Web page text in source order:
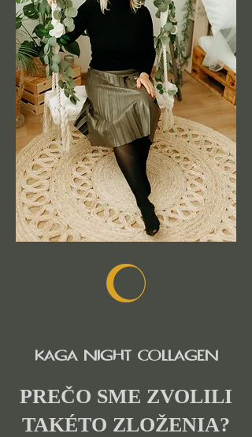
KAGA NIGHT COLLAGEN
PREČO SME ZVOLILI
TAKÉTO ZLOŽENIA?